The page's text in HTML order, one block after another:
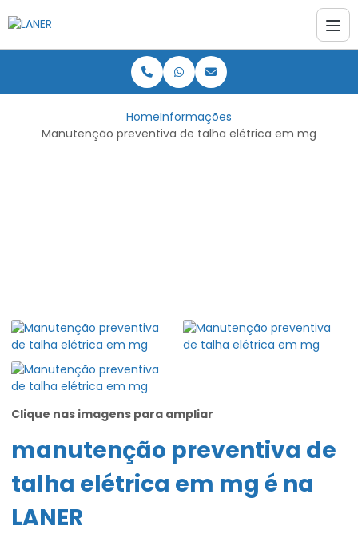
HomeInformações
Manutenção preventiva de talha elétrica em mg
Clique nas imagens para ampliar
manutenção preventiva de
talha elétrica em mg é na
LANER